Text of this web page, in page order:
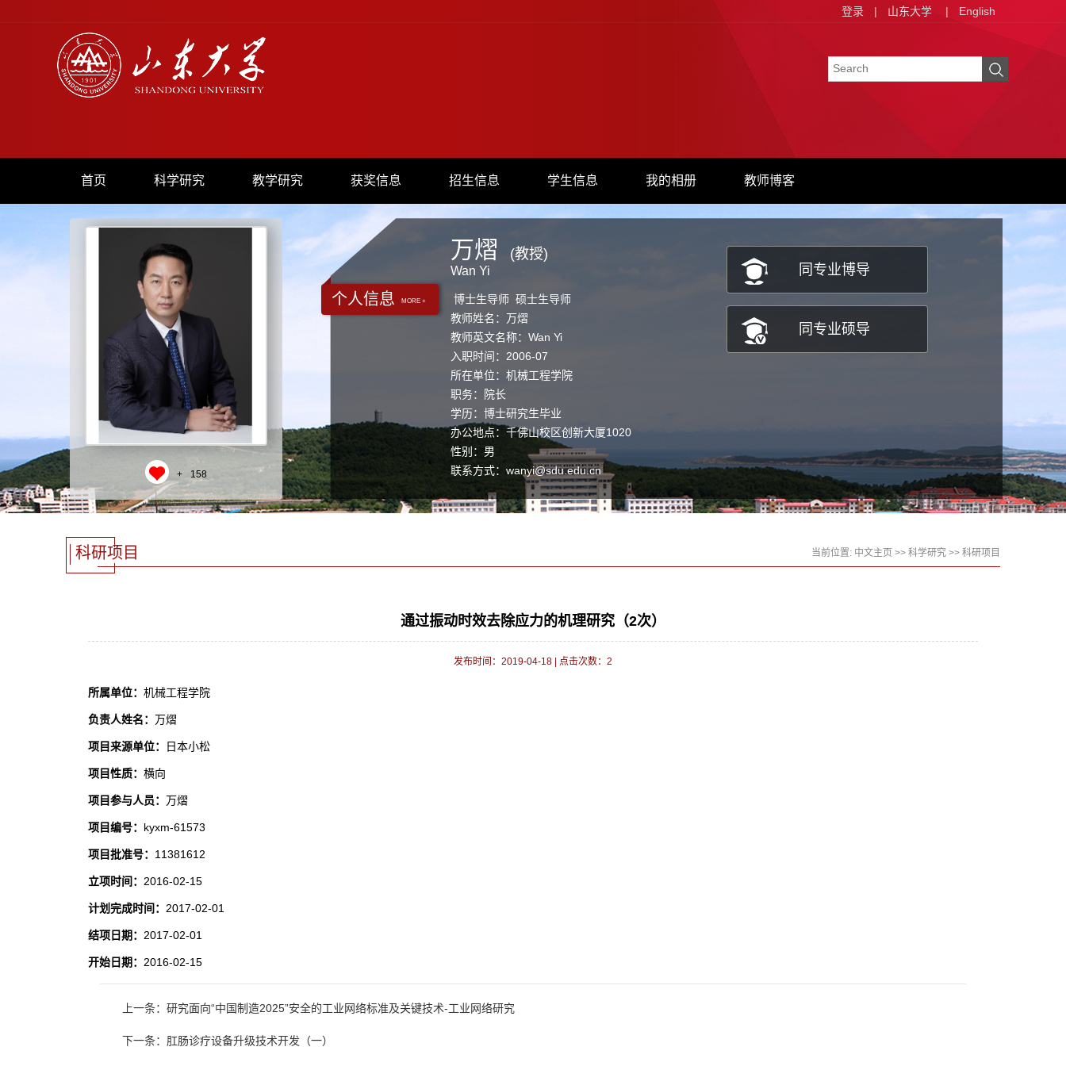
登录 | 山东大学 | English
首页 科学研究 教学研究 获奖信息 招生信息 学生信息 我的相册 教师博客
+ 158
个人信息 MORE +
万熠
Wan Yi
(教授)
博士生导师 硕士生导师
教师姓名：万熠
教师英文名称：Wan Yi
入职时间：2006-07
所在单位：机械工程学院
职务：院长
学历：博士研究生毕业
办公地点：千佛山校区创新大厦1020
性别：男
联系方式： wanyi@sdu.edu.cn
学位：工学博士学位
职称：教授
同专业博导
同专业硕导
科研项目 当前位置: 中文主页 >> 科学研究 >> 科研项目
通过振动时效去除应力的机理研究（2次）
发布时间：2019-04-18 点击次数： 2
所属单位： 机械工程学院
负责人姓名： 万熠
项目来源单位： 日本小松
项目性质： 横向
项目参与人员： 万熠
项目编号： kyxm-61573
项目批准号： 11381612
立项时间： 2016-02-15
计划完成时间： 2017-02-01
结项日期： 2017-02-01
开始日期： 2016-02-15
上一条：研究面向“中国制造2025”安全的工业网络标准及关键技术-工业网络研究
下一条：肛肠诊疗设备升级技术开发（一）